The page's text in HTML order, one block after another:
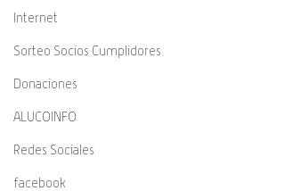
Internet
Sorteo Socios Cumplidores
Donaciones
ALUCOINFO
Redes Sociales
facebook